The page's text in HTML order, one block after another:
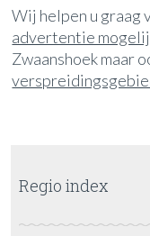
Wij helpen u graag
advertentie
Zwaanshoek maar
Regio index